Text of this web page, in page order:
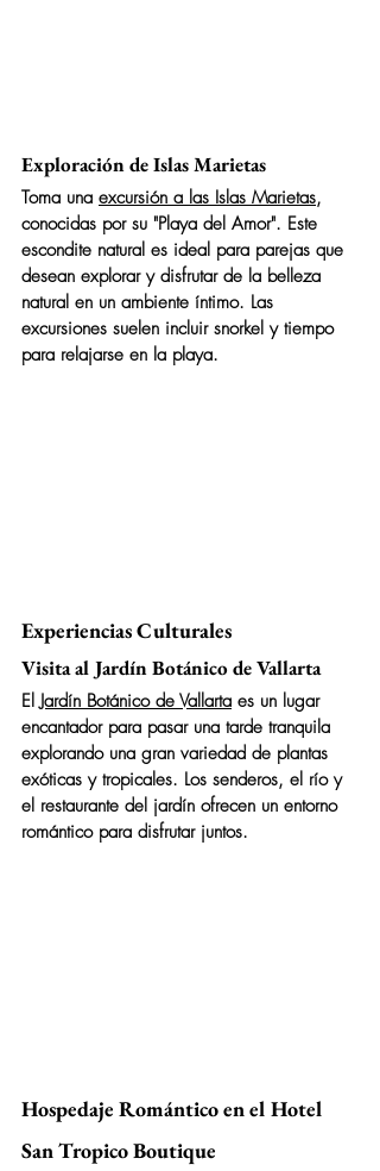
Exploración de Islas Marietas
Toma una excursión a las Islas Marietas,
conocidas por su "Playa del Amor". Este
escondite natural es ideal para parejas que
desean explorar y disfrutar de la belleza
natural en un ambiente íntimo. Las
excursiones suelen incluir snorkel y tiempo
para relajarse en la playa.
Experiencias Culturales
Visita al Jardín Botánico de Vallarta
El Jardín Botánico de Vallarta es un lugar
encantador para pasar una tarde tranquila
explorando una gran variedad de plantas
exóticas y tropicales. Los senderos, el río y
el restaurante del jardín ofrecen un entorno
romántico para disfrutar juntos.
Hospedaje Romántico en el Hotel
San Tropico Boutique